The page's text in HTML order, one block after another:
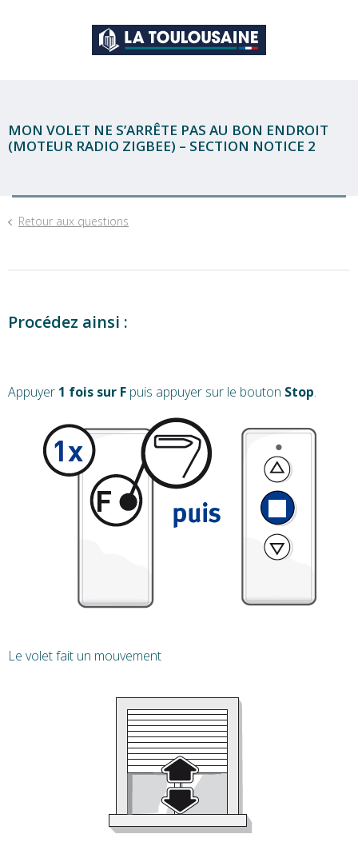
MON VOLET NE S’ARRÊTE PAS AU BON ENDROIT
(MOTEUR RADIO ZIGBEE) – SECTION NOTICE 2
Retour aux questions
Procédez ainsi :
Appuyer 1 fois sur F puis appuyer sur le bouton Stop.
Le volet fait un mouvement